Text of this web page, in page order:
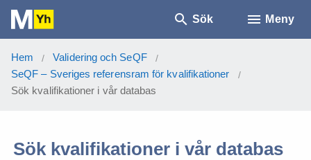
Sök Meny
Hem / Validering och SeQF /
SeQF – Sveriges referensram för kvalifikationer /
Sök kvalifikationer i vår databas
Sök kvalifikationer i vår databas